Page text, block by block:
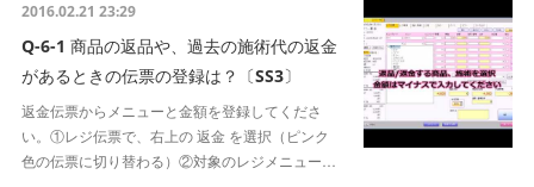
2016.02.21 23:29
Q-6-1 商品の返品や、過去の施術代の返金
があるときの伝票の登録は？〔SS3〕
返金伝票からメニューと金額を登録してくださ
い。①レジ伝票で、右上の 返金 を選択（ピンク
色の伝票に切り替わる）②対象のレジメニュー…